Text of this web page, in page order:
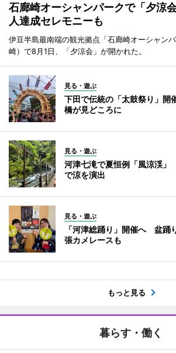
石廊崎オーシャンパークで「夕
人達成セレモニーも
伊豆半島最南端の観光拠点「石廊崎オーシャン
崎）で8月1日、「夕涼会」が開かれた。
見る・遊ぶ
下田で伝統の「太鼓祭り」
橋が見どころに
見る・遊ぶ
河津七滝で夏恒例「風涼渓
で涼を演出
見る・遊ぶ
「河津総踊り」開催へ 盆踊
張カメレースも
もっと見る
暮らす・働く